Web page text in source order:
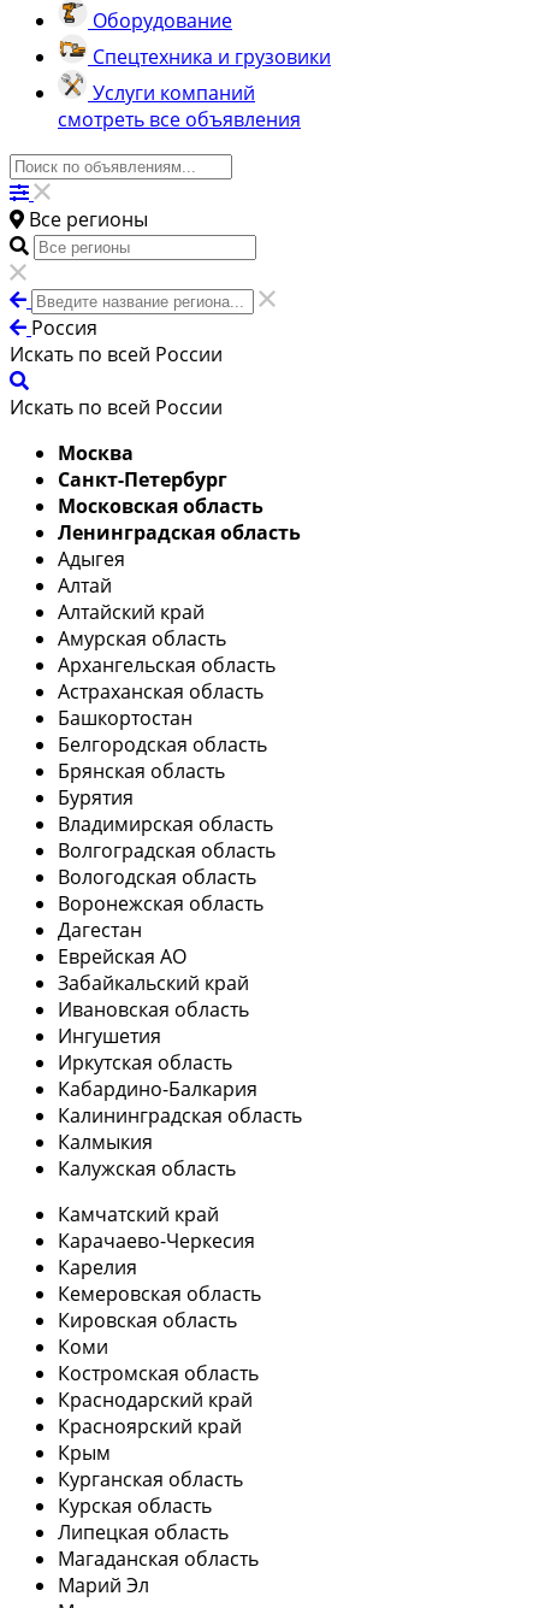
Оборудование
Спецтехника и грузовики
Услуги компаний
смотреть все объявления
Все регионы
Россия
Искать по всей России
Искать по всей России
Москва
Санкт-Петербург
Московская область
Ленинградская область
Адыгея
Алтай
Алтайский край
Амурская область
Архангельская область
Астраханская область
Башкортостан
Белгородская область
Брянская область
Бурятия
Владимирская область
Волгоградская область
Вологодская область
Воронежская область
Дагестан
Еврейская АО
Забайкальский край
Ивановская область
Ингушетия
Иркутская область
Кабардино-Балкария
Калининградская область
Калмыкия
Калужская область
Камчатский край
Карачаево-Черкесия
Карелия
Кемеровская область
Кировская область
Коми
Костромская область
Краснодарский край
Красноярский край
Крым
Курганская область
Курская область
Липецкая область
Магаданская область
Марий Эл